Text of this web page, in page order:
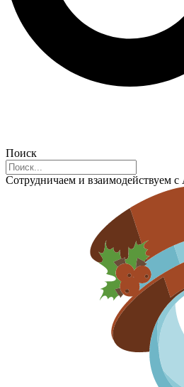
Поиск
Сотрудничаем и взаимодействуем с